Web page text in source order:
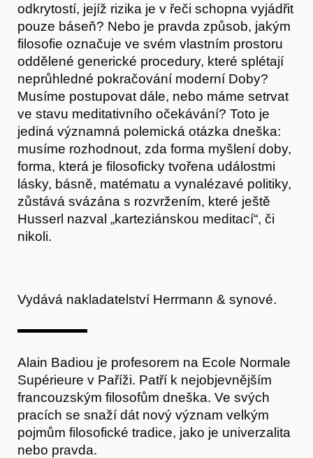
Předplatné
odkrytostí, jejíž rizika je v řeči schopna vyjádřit
pouze báseň? Nebo je pravda způsob, jakým
filosofie označuje ve svém vlastním prostoru
oddělené generické procedury, které splétají
neprůhledné pokračování moderní Doby?
Musíme postupovat dále, nebo máme setrvat
ve stavu meditativního očekávání? Toto je
jediná významná polemická otázka dneška:
musíme rozhodnout, zda forma myšlení doby,
forma, která je filosoficky tvořena událostmi
lásky, básně, matématu a vynalézavé politiky,
zůstává svázána s rozvržením, které ještě
Husserl nazval „karteziánskou meditací“, či
nikoli.
Vydává nakladatelství Herrmann & synové.
Alain Badiou je profesorem na Ecole Normale
Supérieure v Paříži. Patří k nejobjevnějším
francouzským filosofům dneška. Ve svých
pracích se snaží dát nový význam velkým
pojmům filosofické tradice, jako je univerzalita
nebo pravda.